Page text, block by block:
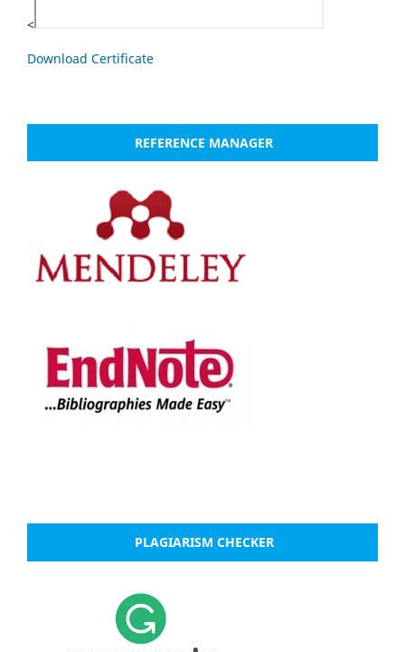
<
Download Certificate
REFERENCE MANAGER
PLAGIARISM CHECKER